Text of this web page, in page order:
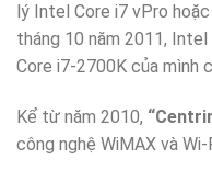
lý Intel Core i7 vPro
tháng 10 năm 2011, Intel
Core i7-2700K của mình
Kể từ năm 2010,
công nghệ WiMAX và